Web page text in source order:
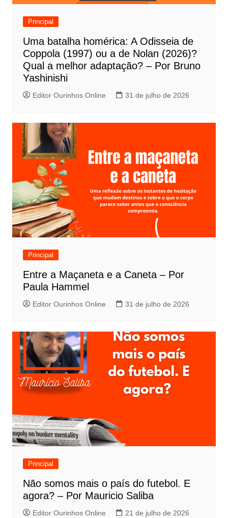
Principal
Uma batalha homérica: A Odisseia de
Coppola (1997) ou a de Nolan (2026)?
Qual a melhor adaptação? – Por Bruno
Yashinishi
Editor Ourinhos Online 31 de julho de 2026
Principal
Entre a Maçaneta e a Caneta – Por
Paula Hammel
Editor Ourinhos Online 31 de julho de 2026
Principal
Não somos mais o país do futebol. E
agora? – Por Mauricio Saliba
Editor Ourinhos Online 21 de julho de 2026